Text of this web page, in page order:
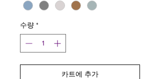
수량 *
카트에 추가